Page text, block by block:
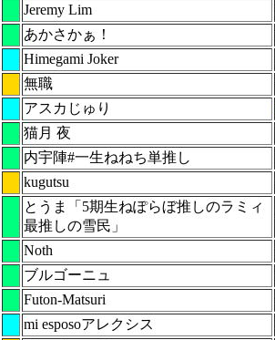
Jeremy Lim
あかさかぁ！
Himegami Joker
無職
アスカじゅり
猫月 夜
内宇陣#一生ねねち単推し
kugutsu
とうま「5期生ねぽらぼ推しのラミィ
最推しの雪民」
Noth
ブルゴーニュ
Futon-Matsuri
mi esposoアレクシス